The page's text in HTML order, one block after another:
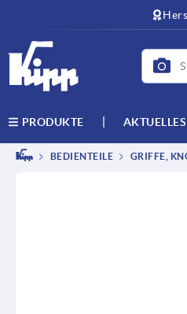
PRODUKTE AKTUELLES
BEDIENTEILE GRIFFE,